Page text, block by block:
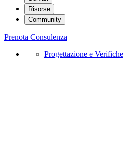
Risorse
Community
Prenota Consulenza
Progettazione e Verifiche